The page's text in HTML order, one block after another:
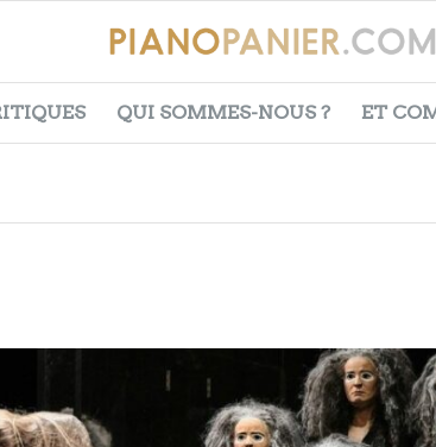
QUI SOMMES-NOUS ? ET